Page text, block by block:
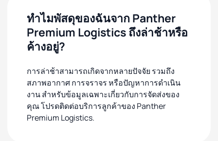
ทำไมพัสดุของฉันจาก Panther
Premium Logistics ถึงล่าช้าหรือ
ค้างอยู่?
การล่าช้าสามารถเกิดจากหลายปัจจัย รวมถึง
สภาพอากาศ การจราจร หรือปัญหาการดำเนิน
งาน สำหรับข้อมูลเฉพาะเกี่ยวกับการจัดส่งของ
คุณ โปรดติดต่อบริการลูกค้าของ Panther
Premium Logistics.